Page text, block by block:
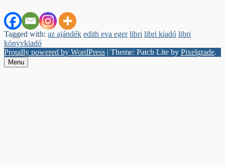
Tagged with: az ajándék edith eva eger libri libri kiadó libri
könyvkiadó
Proudly powered by WordPress | Theme: Patch Lite by Pixelgrade.
Menu